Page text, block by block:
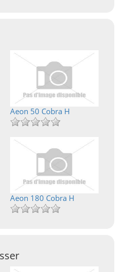
Aeon 50 Cobra H
Aeon 180 Cobra H